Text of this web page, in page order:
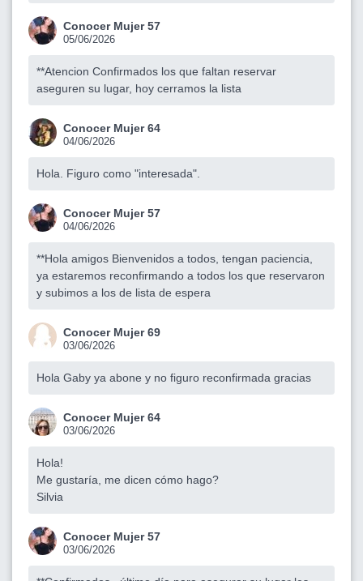
Conocer Mujer 57
05/06/2026
**Atencion Confirmados los que faltan reservar
aseguren su lugar, hoy cerramos la lista
Conocer Mujer 64
04/06/2026
Hola. Figuro como "interesada".
Conocer Mujer 57
04/06/2026
**Hola amigos Bienvenidos a todos, tengan paciencia,
ya estaremos reconfirmando a todos los que reservaron
y subimos a los de lista de espera
Conocer Mujer 69
03/06/2026
Hola Gaby ya abone y no figuro reconfirmada gracias
Conocer Mujer 64
03/06/2026
Hola!
Me gustaría, me dicen cómo hago?
Silvia
Conocer Mujer 57
03/06/2026